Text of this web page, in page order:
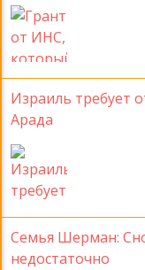
Израиль требует
Арада
Семья Шерман:
недостаточно